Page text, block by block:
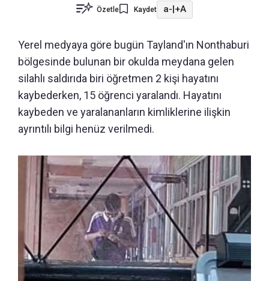
Özetle Kaydet a-|+A
Yerel medyaya göre bugün Tayland'ın Nonthaburi
bölgesinde bulunan bir okulda meydana gelen
silahlı saldırıda biri öğretmen 2 kişi hayatını
kaybederken, 15 öğrenci yaralandı. Hayatını
kaybeden ve yaralananların kimliklerine ilişkin
ayrıntılı bilgi henüz verilmedi.